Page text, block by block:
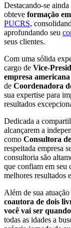
Destacando-se
obteve formação
PUCRS,
aprofundando seu
seus clientes.
Com uma sólida
cargo de Vice-
empresa
de Coordenadora
sua expertise para
resultados
Dedicada a
alcançarem a
como Consultora
respeitada empresa
consultoria são
que confiam em seu
melhores resultados
Além de sua
coautora de dois
você vai ser
todas as idades a